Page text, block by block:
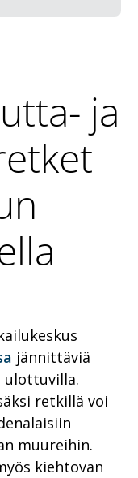
ja
jännittäviä
ulottuvilla.
retkillä voi
muureihin.
kiehtovan